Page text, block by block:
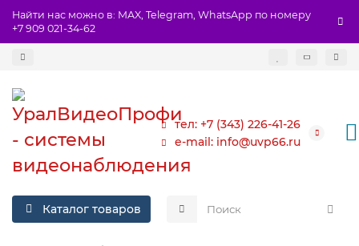
Найти нас можно в: MAX, Telegram, WhatsApp по номеру
+7 909 021-34-62
тел: +7 (343) 226-41-26
e-mail: info@uvp66.ru
Каталог товаров